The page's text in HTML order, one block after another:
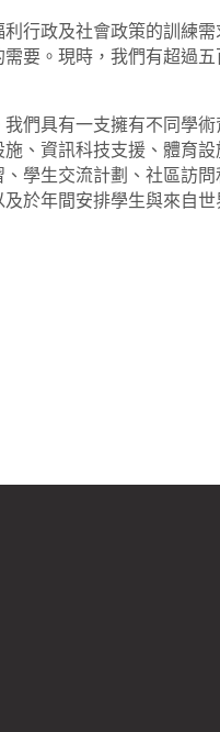
行政及社會政策的訓練需
要。現時，我們有超過
們具有一支擁有不同學術
、資訊科技支援、體育
學生交流計劃、社區訪問
於年間安排學生與來自